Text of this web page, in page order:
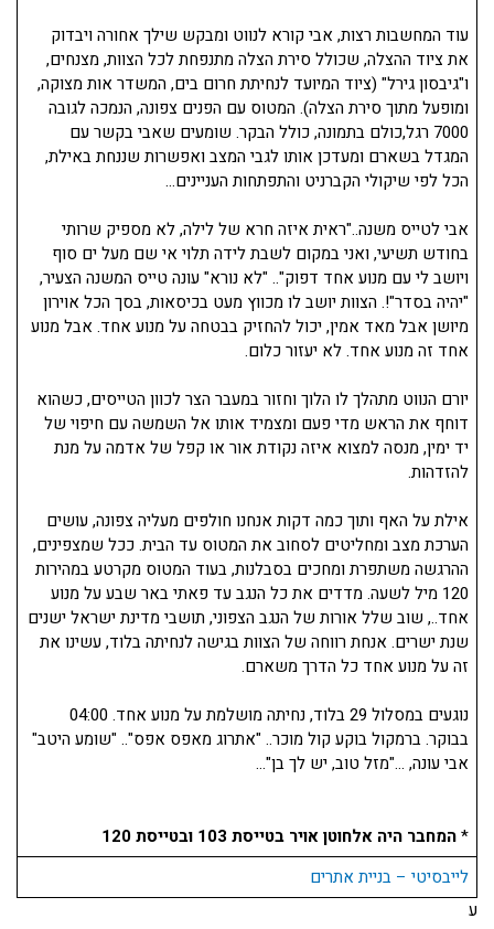
עוד המחשבות רצות, אבי קורא לנווט ומבקש שילך אחורה ויבדוק
את ציוד ההצלה, שכולל סירת הצלה מתנפחת לכל הצוות, מצנחים,
ו"גיבסון גירל" (ציוד המיועד לנחיתת חרום בים, המשדר אות מצוקה,
ומופעל מתוך סירת הצלה). המטוס עם הפנים צפונה, הנמכה לגובה
7000 רגל,כולם בתמונה, כולל הבקר. שומעים שאבי בקשר עם
המגדל בשארם ומעדכן אותו לגבי המצב ואפשרות שננחת באילת,
הכל לפי שיקולי הקברניט והתפתחות העניינים…
אבי לטייס משנה.."ראית איזה חרא של לילה, לא מספיק שרותי
בחודש תשיעי, ואני במקום לשבת לידה תלוי אי שם מעל ים סוף
ויושב לי עם מנוע אחד דפוק".. "לא נורא" עונה טייס המשנה הצעיר,
"יהיה בסדר"!. הצוות יושב לו מכווץ מעט בכיסאות, בסך הכל אוירון
מיושן אבל מאד אמין, יכול להחזיק בבטחה על מנוע אחד. אבל מנוע
אחד זה מנוע אחד. לא יעזור כלום.
יורם הנווט מתהלך לו הלוך וחזור במעבר הצר לכוון הטייסים, כשהוא
דוחף את הראש מדי פעם ומצמיד אותו אל השמשה עם חיפוי של
יד ימין, מנסה למצוא איזה נקודת אור או קפל של אדמה על מנת
להזדהות.
אילת על האף ותוך כמה דקות אנחנו חולפים מעליה צפונה, עושים
הערכת מצב ומחליטים לסחוב את המטוס עד הבית. ככל שמצפינים,
ההרגשה משתפרת ומחכים בסבלנות, בעוד המטוס מקרטע במהירות
120 מיל לשעה. מדדים את כל הנגב עד פאתי באר שבע על מנוע
אחד.., שוב שלל אורות של הנגב הצפוני, תושבי מדינת ישראל ישנים
שנת ישרים. אנחת רווחה של הצוות בגישה לנחיתה בלוד, עשינו את
זה על מנוע אחד כל הדרך משארם.
נוגעים במסלול 29 בלוד, נחיתה מושלמת על מנוע אחד. 04:00
בבוקר. ברמקול בוקע קול מוכר.. "אתרוג מאפס אפס".. "שומע היטב"
אבי עונה, …"מזל טוב, יש לך בן"…
*המחבר היה אלחוטן אויר בטייסת 103 ובטייסת 120
לייבסיטי – בניית אתרים
ע